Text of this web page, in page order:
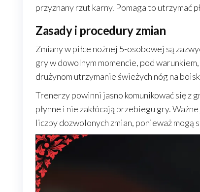
przyznany rzut karny. Pomaga to utrzymać
Zasady i procedury zmian
Zmiany w piłce nożnej 5-osobowej są
gry w dowolnym momencie, pod
drużynom utrzymanie świeżych nóg na
Trenerzy powinni jasno komunikować się z
płynne i nie zakłócają przebiegu gry.
liczby dozwolonych zmian, ponieważ